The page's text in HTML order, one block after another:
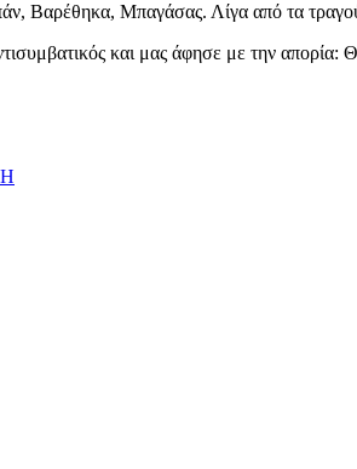
Βαρέθηκα, Μπαγάσας. Λίγα από τα
και μας άφησε με την απορία: